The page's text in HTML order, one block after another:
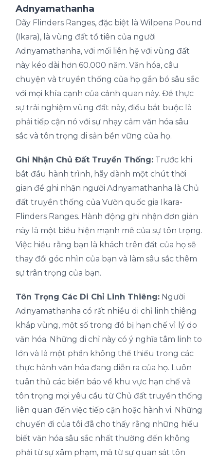
Adnyamathanha
Dãy Flinders Ranges, đặc biệt là Wilpena Pound
(Ikara), là vùng đất tổ tiên của người
Adnyamathanha, với mối liên hệ với vùng đất
này kéo dài hơn 60.000 năm. Văn hóa, câu
chuyện và truyền thống của họ gắn bó sâu sắc
với mọi khía cạnh của cảnh quan này. Để thực
sự trải nghiệm vùng đất này, điều bắt buộc là
phải tiếp cận nó với sự nhạy cảm văn hóa sâu
sắc và tôn trọng di sản bền vững của họ.
Ghi Nhận Chủ Đất Truyền Thống: Trước khi
bắt đầu hành trình, hãy dành một chút thời
gian để ghi nhận người Adnyamathanha là Chủ
đất truyền thống của Vườn quốc gia Ikara-
Flinders Ranges. Hành động ghi nhận đơn giản
này là một biểu hiện mạnh mẽ của sự tôn trọng.
Việc hiểu rằng bạn là khách trên đất của họ sẽ
thay đổi góc nhìn của bạn và làm sâu sắc thêm
sự trân trọng của bạn.
Tôn Trọng Các Di Chỉ Linh Thiêng: Người
Adnyamathanha có rất nhiều di chỉ linh thiêng
khắp vùng, một số trong đó bị hạn chế vì lý do
văn hóa. Những di chỉ này có ý nghĩa tâm linh to
lớn và là một phần không thể thiếu trong các
thực hành văn hóa đang diễn ra của họ. Luôn
tuân thủ các biển báo về khu vực hạn chế và
tôn trọng mọi yêu cầu từ Chủ đất truyền thống
liên quan đến việc tiếp cận hoặc hành vi. Những
chuyến đi của tôi đã cho thấy rằng những hiểu
biết văn hóa sâu sắc nhất thường đến không
phải từ sự xâm phạm, mà từ sự quan sát tôn